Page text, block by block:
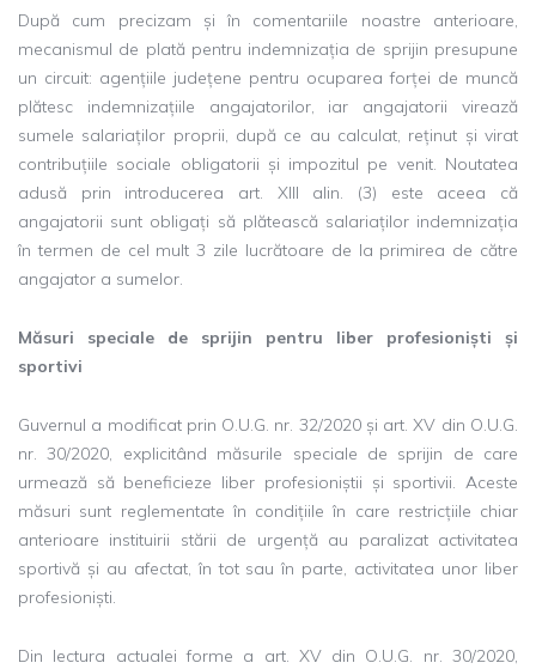
După cum precizam și în comentariile noastre anterioare,
mecanismul de plată pentru indemnizația de sprijin presupune
un circuit: agențiile județene pentru ocuparea forței de muncă
plătesc indemnizațiile angajatorilor, iar angajatorii virează
sumele salariaților proprii, după ce au calculat, reținut și virat
contribuțiile sociale obligatorii și impozitul pe venit. Noutatea
adusă prin introducerea art. XIII alin. (3) este aceea că
angajatorii sunt obligați să plătească salariaților indemnizația
în termen de cel mult 3 zile lucrătoare de la primirea de către
angajator a sumelor.
Măsuri speciale de sprijin pentru liber profesioniști și
sportivi
Guvernul a modificat prin O.U.G. nr. 32/2020 și art. XV din O.U.G.
nr. 30/2020, explicitând măsurile speciale de sprijin de care
urmează să beneficieze liber profesioniștii și sportivii. Aceste
măsuri sunt reglementate în condițiile în care restricțiile chiar
anterioare instituirii stării de urgență au paralizat activitatea
sportivă și au afectat, în tot sau în parte, activitatea unor liber
profesioniști.
Din lectura actualei forme a art. XV din O.U.G. nr. 30/2020,